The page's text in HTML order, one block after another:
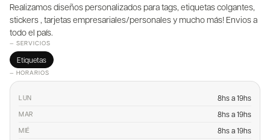
Realizamos diseños personalizados para tags, etiquetas colgantes,
stickers , tarjetas empresariales/personales y mucho más! Envios a
todo el país.
— SERVICIOS
Etiquetas
— HORARIOS
LUN 8hs a 19hs
MAR 8hs a 19hs
MIÉ 8hs a 19hs